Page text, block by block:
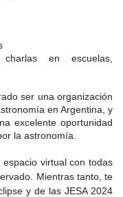
en escuelas,
ser una organización
en Argentina, y
excelente oportunidad
la astronomía.
virtual con todas
Mientras tanto, te
y de las JESA 2024